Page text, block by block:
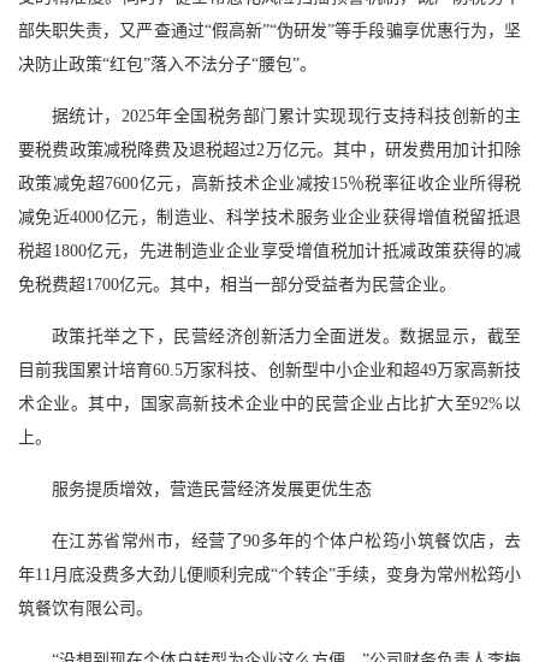
部失职失责，又严查通过“假高新”“伪研发”等手段骗享优惠行为，坚
决防止政策“红包”落入不法分子“腰包”。
据统计，2025年全国税务部门累计实现现行支持科技创新的主
要税费政策减税降费及退税超过2万亿元。其中，研发费用加计扣除
政策减免超7600亿元，高新技术企业减按15％税率征收企业所得税
减免近4000亿元，制造业、科学技术服务业企业获得增值税留抵退
税超1800亿元，先进制造业企业享受增值税加计抵减政策获得的减
免税费超1700亿元。其中，相当一部分受益者为民营企业。
政策托举之下，民营经济创新活力全面迸发。数据显示，截至
目前我国累计培育60.5万家科技、创新型中小企业和超49万家高新技
术企业。其中，国家高新技术企业中的民营企业占比扩大至92%以
上。
服务提质增效，营造民营经济发展更优生态
在江苏省常州市，经营了90多年的个体户松筠小筑餐饮店，去
年11月底没费多大劲儿便顺利完成“个转企”手续，变身为常州松筠小
筑餐饮有限公司。